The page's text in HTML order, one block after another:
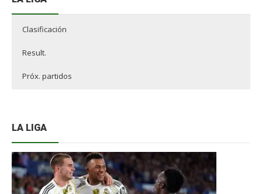
Clasificación
Result.
Próx. partidos
LA LIGA